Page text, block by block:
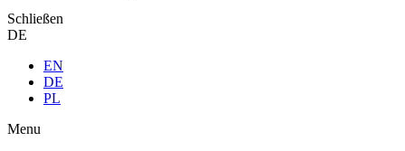
Schließen
DE
EN
DE
PL
Menu